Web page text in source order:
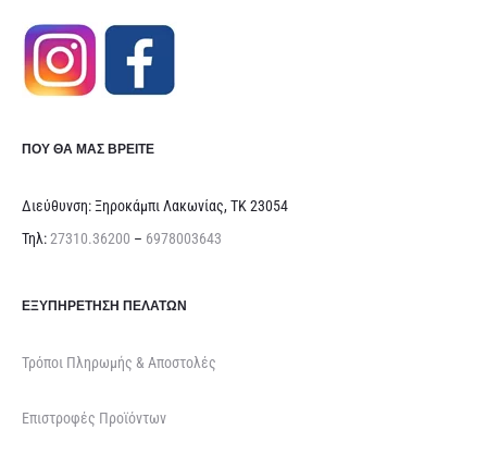
ΠΟΥ ΘΑ ΜΑΣ ΒΡΕΊΤΕ
Διεύθυνση: Ξηροκάμπι Λακωνίας, ΤΚ 23054
Τηλ:27310.36200 – 6978003643
ΕΞΥΠΗΡΈΤΗΣΗ ΠΕΛΑΤΏΝ
Τρόποι Πληρωμής & Αποστολές
Επιστροφές Προϊόντων